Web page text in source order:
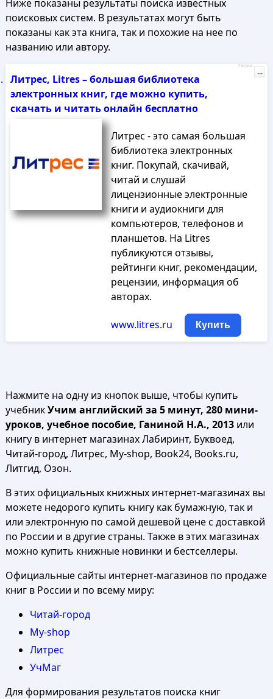
Ниже показаны результаты поиска известных
поисковых систем. В результатах могут быть
показаны как эта книга, так и похожие на нее по
названию или автору.
Литрес, Litres – большая библиотека
электронных книг, где можно купить,
скачать и читать онлайн бесплатно
Литрес - это самая большая
библиотека электронных
книг. Покупай, скачивай,
читай и слушай
лицензионные электронные
книги и аудиокниги для
компьютеров, телефонов и
планшетов. На Litres
публикуются отзывы,
рейтинги книг, рекомендации,
рецензии, информация об
авторах.
www.litres.ru Купить
Реклама
...
Нажмите на одну из кнопок выше, чтобы купить
учебникУчим английский за 5 минут, 280 мини-
уроков, учебное пособие, Ганиной Н.А., 2013или
книгу в интернет магазинах Лабиринт, Буквоед,
Читай-город, Литрес, My-shop, Book24, Books.ru,
Литгид, Озон.
В этих официальных книжных интернет-магазинах вы
можете недорого купить книгу как бумажную, так и
или электронную по самой дешевой цене с доставкой
по России и в другие страны. Также в этих магазинах
можно купить книжные новинки и бестселлеры.
Официальные сайты интернет-магазинов по продаже
книг в России и по всему миру:
Читай-город
My-shop
Литрес
УчМаг
Для формирования результатов поиска книг